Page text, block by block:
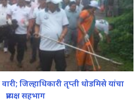
जिल्हाधिकारी तृप्ती धोडमिसे यांचा
प्रत्यक्ष सहभाग